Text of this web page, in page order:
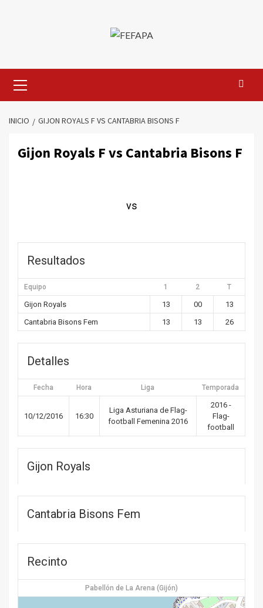
primario
INICIO GIJON ROYALS F VS CANTABRIA BISONS F
Gijon Royals F vs Cantabria Bisons F
vs
Resultados
Equipo 1 2 T
Gijon Royals 13 00
13
Cantabria Bisons Fem
13 13 26
Detalles
Fecha Hora Liga Temporada
10/12/2016 16:30
Liga Asturiana de Flag-
football Femenina 2016
2016 -
Flag-
football
Gijon Royals
Cantabria Bisons Fem
Recinto
Pabellón de La Arena (Gijón)